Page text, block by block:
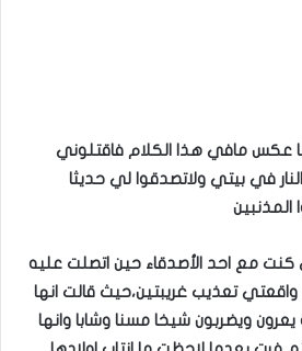
عكس مافي هذا الكلام فاقتلوني
في بيتي ولاتصدقوا لي حديثا
مع احد الأصدقاء حين اتصلت عليه
واقعتي تعذيب غريبتين،حيث قالت انها
ويضربون شيخا مسنا وشابا وانها